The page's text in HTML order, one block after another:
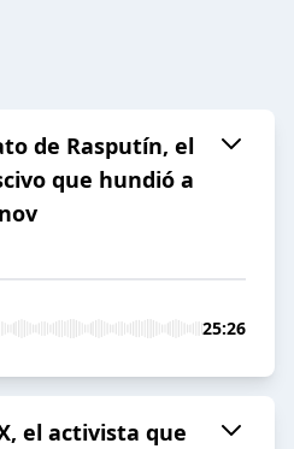
de Rasputín, el
que hundió a
25:26
el activista que